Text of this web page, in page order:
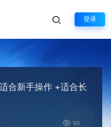
登录
合新手操作 +适合长
99